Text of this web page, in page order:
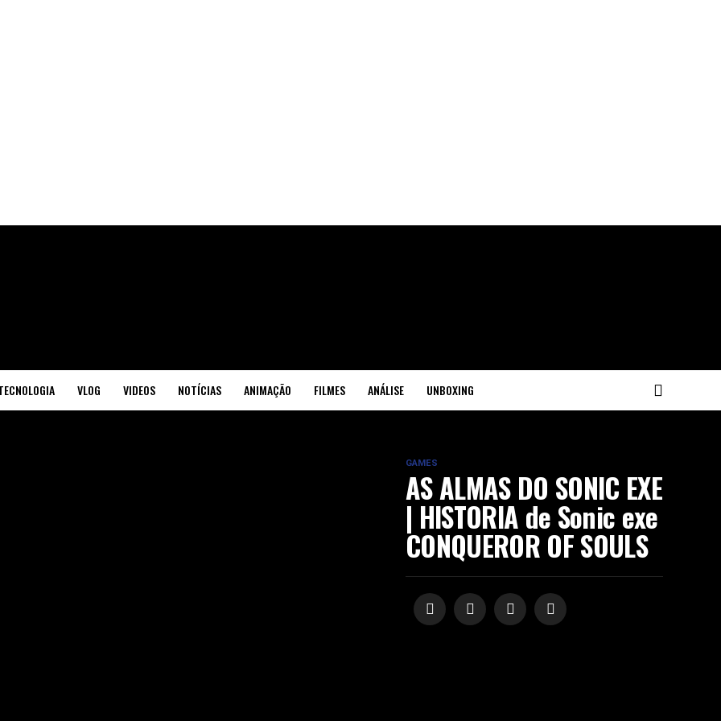
VLOG VIDEOS NOTÍCIAS ANIMAÇÃO FILMES ANÁLISE UNBOXING
GAMES
AS ALMAS DO SONIC EXE
| HISTORIA de Sonic exe
CONQUEROR OF SOULS